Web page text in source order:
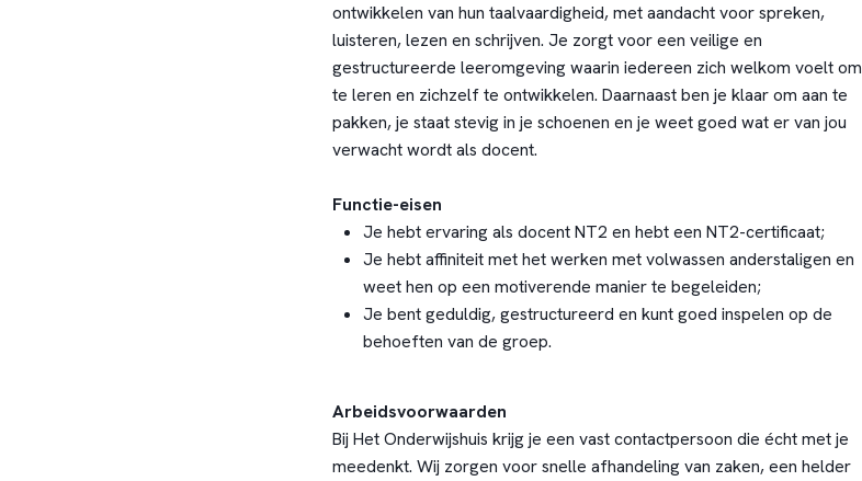
ontwikkelen van hun taalvaardigheid, met aandacht voor spreken,
luisteren, lezen en schrijven. Je zorgt voor een veilige en
gestructureerde leeromgeving waarin iedereen zich welkom voelt om
te leren en zichzelf te ontwikkelen. Daarnaast ben je klaar om aan te
pakken, je staat stevig in je schoenen en je weet goed wat er van jou
verwacht wordt als docent.
Functie-eisen
Je hebt ervaring als docent NT2 en hebt een NT2-certificaat;
Je hebt affiniteit met het werken met volwassen anderstaligen en
weet hen op een motiverende manier te begeleiden;
Je bent geduldig, gestructureerd en kunt goed inspelen op de
behoeften van de groep.
Arbeidsvoorwaarden
Bij Het Onderwijshuis krijg je een vast contactpersoon die écht met je
meedenkt. Wij zorgen voor snelle afhandeling van zaken, een helder